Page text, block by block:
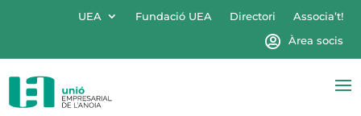
UEA Fundació UEA Directori
Associa’t!
Àrea socis